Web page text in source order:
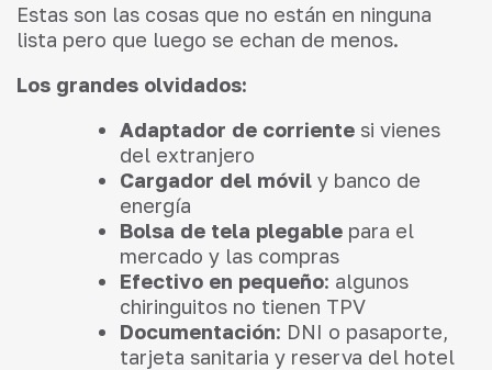
Estas son las cosas que no están en ninguna
lista pero que luego se echan de menos.
Los grandes olvidados:
Adaptador de corriente si vienes
del extranjero
Cargador del móvil y banco de
energía
Bolsa de tela plegable para el
mercado y las compras
Efectivo en pequeño: algunos
chiringuitos no tienen TPV
Documentación: DNI o pasaporte,
tarjeta sanitaria y reserva del hotel